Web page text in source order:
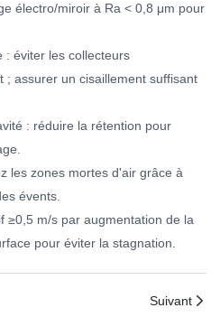
électro/miroir à Ra < 0,8 μm pour
: éviter les collecteurs
; assurer un cisaillement suffisant
: réduire la rétention pour
les zones mortes d'air grâce à
évents.
≥0,5 m/s par augmentation de la
pour éviter la stagnation.
Suivant